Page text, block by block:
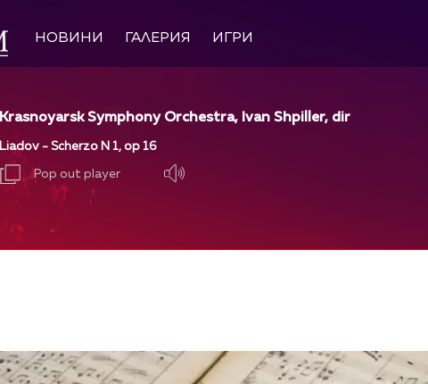
НОВИНИ ГАЛЕРИЯ ИГРИ
Krasnoyarsk Symphony Orchestra, Ivan Shpiller, dir
Liadov - Scherzo N 1, op 16
Pop out player